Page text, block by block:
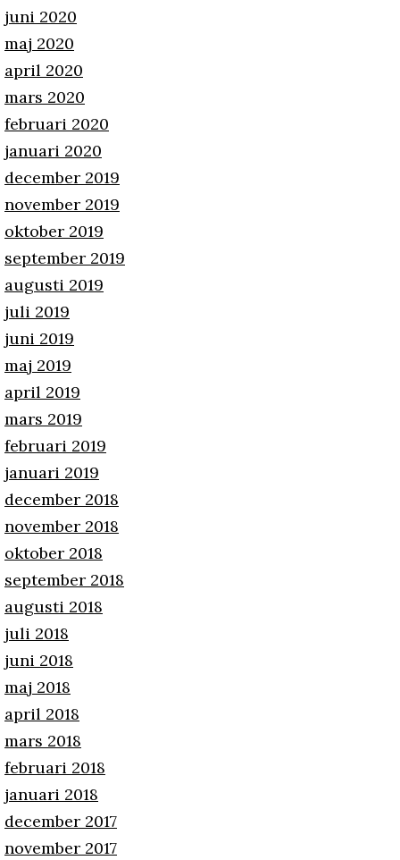
juni 2020
maj 2020
april 2020
mars 2020
februari 2020
januari 2020
december 2019
november 2019
oktober 2019
september 2019
augusti 2019
juli 2019
juni 2019
maj 2019
april 2019
mars 2019
februari 2019
januari 2019
december 2018
november 2018
oktober 2018
september 2018
augusti 2018
juli 2018
juni 2018
maj 2018
april 2018
mars 2018
februari 2018
januari 2018
december 2017
november 2017